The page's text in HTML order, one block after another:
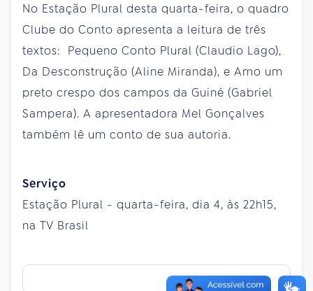
No Estação Plural desta quarta-feira, o quadro
Clube do Conto apresenta a leitura de três
textos: Pequeno Conto Plural (Claudio Lago),
Da Desconstrução (Aline Miranda), e Amo um
preto crespo dos campos da Guiné (Gabriel
Sampera). A apresentadora Mel Gonçalves
também lê um conto de sua autoria.
Serviço
Estação Plural - quarta-feira, dia 4, às 22h15,
na TV Brasil